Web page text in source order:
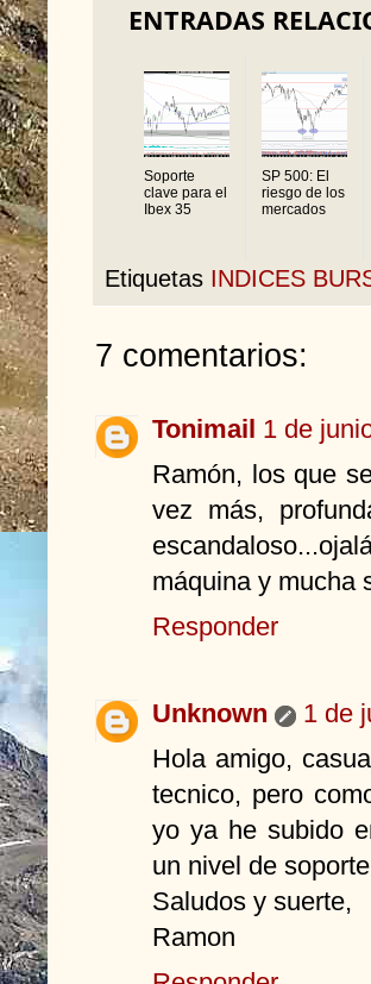
ENTRADAS
Soporte
clave para el
Ibex 35
SP 500: El
riesgo de los
mercados
Etiquetas INDICES
7 comentarios:
Tonimail 1 de
Ramón, los que
vez más,
máquina y mucha
Responder
Unknown
1 de
Hola amigo,
tecnico, pero
yo ya he subido
un nivel de
Saludos y suerte,
Ramon